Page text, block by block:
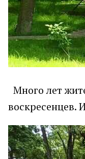
Много лет
воскресенцев.